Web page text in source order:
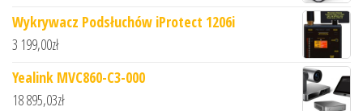
Wykrywacz Podsłuchów iProtect 1206i
3 199,00zł
Yealink MVC860-C3-000
18 895,03zł